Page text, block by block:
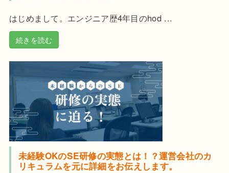
はじめまして。エンジニア歴4年目のhod ...
続きを読む
未経験OKのSE研修の実態とは！？運営会社のカ
リキュラムを元に詳細をお伝えします。